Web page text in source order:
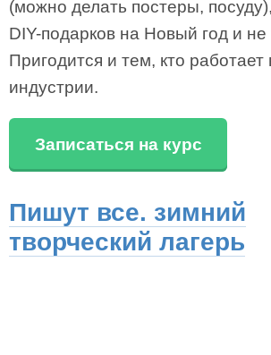
(можно делать постеры,
DIY-подарков на Новый год и не
Пригодится и тем, кто работает
индустрии.
Записаться на курс
Пишут все. зимний
творческий лагерь